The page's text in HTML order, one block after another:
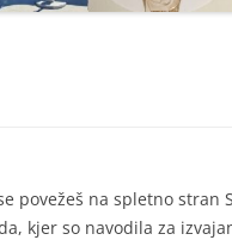
povežeš na spletno stran
kjer so navodila za